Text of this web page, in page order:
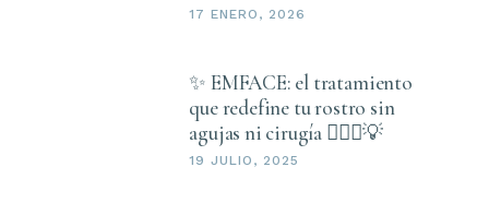
17 ENERO, 2026
✨ EMFACE: el tratamiento
que redefine tu rostro sin
agujas ni cirugía 💆🏻‍♀️💡
19 JULIO, 2025